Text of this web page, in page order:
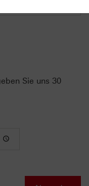
Sie uns 30